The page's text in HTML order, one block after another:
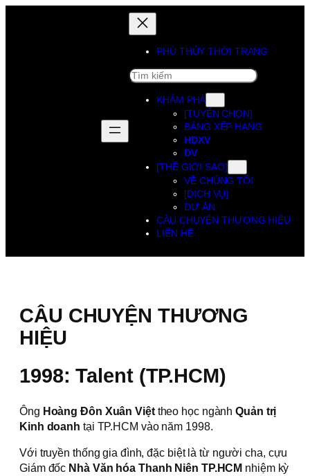
PHÙ THỦY THỜI TRANG
SEARCH
KHÁM PHÁ
[TUYỂN CHỌN]
BẢNG XẾP HẠNG
HDXV
DV
[THẾ GIỚI SAO]
VỀ CHÚNG TÔI
[DỊCH VỤ]
DỰ ÁN
CÂU CHUYỆN THƯƠNG HIỆU
LIÊN HỆ
CÂU CHUYỆN THƯƠNG
HIỆU
1998: Talent (TP.HCM)
Ông Hoàng Đôn Xuân Việttheo học ngànhQuản trị
Kinh doanh tại TP.HCM vào năm 1998.
Với truyền thống gia đình, đặc biệt là từ người cha, cựu
Giám đốc Nhà Văn hóa Thanh Niên TP.HCM nhiệm kỳ